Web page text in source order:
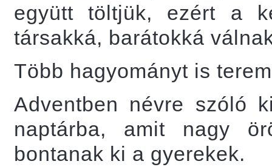
együtt töltjük, ezért a
társakká, barátokká
Több hagyományt is
Adventben névre szóló
naptárba, amit nagy
bontanak ki a gyerekek.